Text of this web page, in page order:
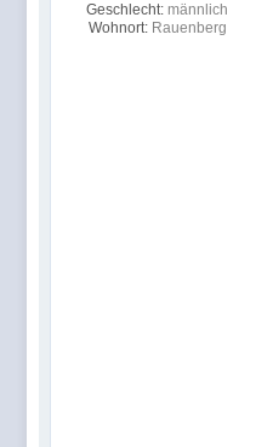
Geschlecht: männlich
Wohnort: Rauenberg